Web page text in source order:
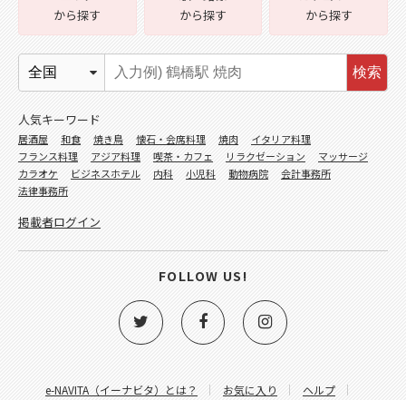
e-NAVITA（イーナビタ）とは？ お気に入り
ヘルプ
から探す
から探す
から探す
検索
人気キーワード
居酒屋 和食 焼き鳥 懐石・会席料理 焼肉
イタリア料理
フランス料理
アジア料理 喫茶・カフェ リラクゼーション
マッサージ
カラオケ
ビジネスホテル 内科 小児科 動物病院
会計事務所
法律事務所
掲載者ログイン
FOLLOW US!